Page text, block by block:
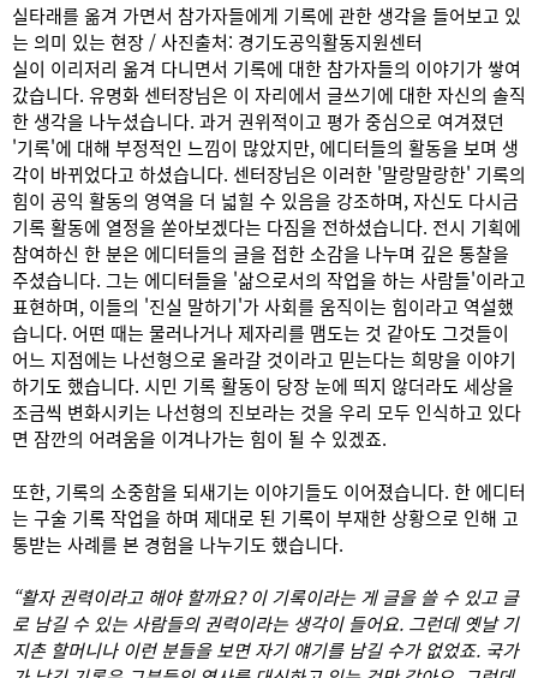
실타래를 옮겨 가면서 참가자들에게 기록에 관한 생각을 들어보고 있
는 의미 있는 현장 / 사진출처: 경기도공익활동지원센터
실이 이리저리 옮겨 다니면서 기록에 대한 참가자들의 이야기가 쌓여
갔습니다. 유명화 센터장님은 이 자리에서 글쓰기에 대한 자신의 솔직
한 생각을 나누셨습니다. 과거 권위적이고 ​평가 중심으로 여겨졌던
'기록'에 대해 부정적인 느낌이 많았지만, 에디터들의 활동을 보며 생
각이 바뀌었다고 하셨습니다. 센터장님은 이러한 '말랑말랑한' 기록의
힘이 공익 활동의 영역을 더 넓힐 수 있음을 강조하며, 자신도 다시금
기록 활동에 열정을 쏟아보겠다는 다짐을 전하셨습니다. 전시 기획에
참여하신 한 분은 에디터들의 글을 접한 소감을 나누며 깊은 통찰을
주셨습니다. 그는 에디터들을 '삶으로서의 작업을 하는 사람들'이라고
표현하며, 이들의 '진실 말하기'가 사회를 움직이는 힘이라고 역설했
습니다. 어떤 때는 물러나거나 제자리를 맴도는 것 같아도 그것들이
어느 지점에는 나선형으로 올라갈 것이라고 믿는다는 희망을 이야기
하기도 했습니다. 시민 기록 활동이 당장 눈에 띄지 않더라도 세상을
조금씩 변화시키는 나선형의 진보라는 것을 우리 모두 인식하고 있다
면 잠깐의 어려움을 이겨나가는 힘이 될 수 있겠죠.
또한, 기록의 소중함을 되새기는 이야기들도 이어졌습니다. 한 에디터
는 구술 기록 작업을 하며 제대로 된 기록이 부재한 상황으로 인해 고
통받는 사례를 본 경험을 나누기도 했습니다.
“활자 권력이라고 해야 할까요? 이 기록이라는 게 글을 쓸 수 있고 글
로 남길 수 있는 사람들의 권력이라는 생각이 들어요. 그런데 옛날 기
지촌 할머니나 이런 분들을 보면 자기 얘기를 남길 수가 없었죠. 국가